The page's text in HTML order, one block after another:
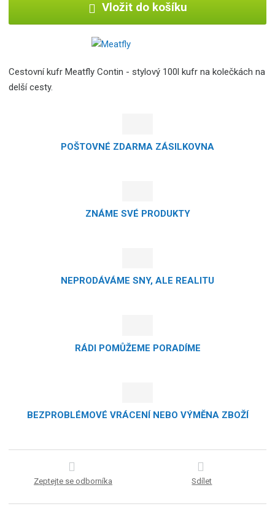
Vložit do košíku
Cestovní kufr Meatfly Contin - stylový 100l kufr na kolečkách na
delší cesty.
POŠTOVNÉ ZDARMA ZÁSILKOVNA
ZNÁME SVÉ PRODUKTY
NEPRODÁVÁME SNY, ALE REALITU
RÁDI POMŮŽEME PORADÍME
BEZPROBLÉMOVÉ VRÁCENÍ NEBO VÝMĚNA ZBOŽÍ
Zeptejte se odborníka Sdílet